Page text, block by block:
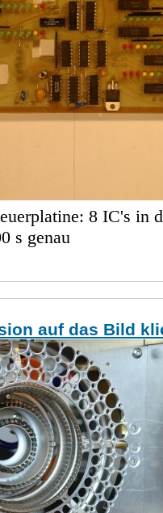
8 IC's in
s genau
auf das Bild